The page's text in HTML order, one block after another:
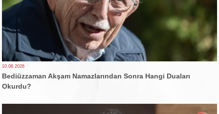
10.08.2026
Bediüzzaman Akşam Namazlarından Sonra Hangi Duaları
Okurdu?